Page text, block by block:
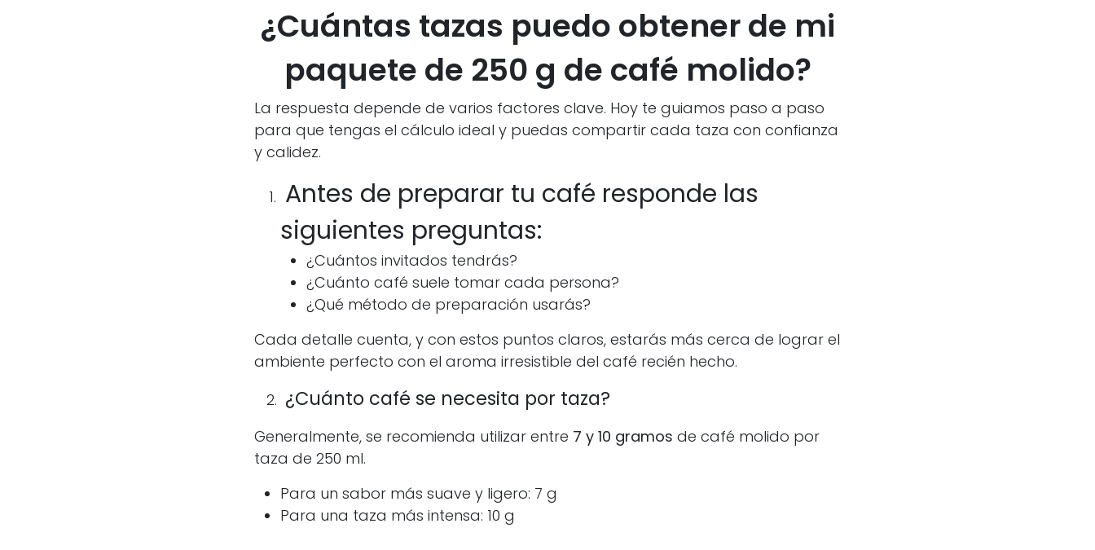
¿Cuántas tazas puedo obtener de mi
paquete de 250 g de café molido?
La respuesta depende de varios factores clave. Hoy te guiamos paso a paso
para que tengas el cálculo ideal y puedas compartir cada taza con confianza
y calidez.
Antes de preparar tu café responde las
siguientes preguntas:
¿Cuántos invitados tendrás?
¿Cuánto café suele tomar cada persona?
¿Qué método de preparación usarás?
Cada detalle cuenta, y con estos puntos claros, estarás más cerca de lograr el
ambiente perfecto con el aroma irresistible del café recién hecho.
2. ¿Cuánto café se necesita por taza?
Generalmente, se recomienda utilizar entre 7 y 10 gramos de café molido por
taza de 250 ml.
Para un sabor más suave y ligero: 7 g
Para una taza más intensa: 10 g